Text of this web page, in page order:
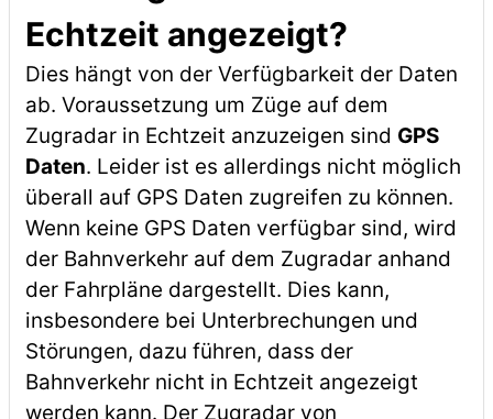
Echtzeit angezeigt?
Dies hängt von der Verfügbarkeit der Daten
ab. Voraussetzung um Züge auf dem
Zugradar in Echtzeit anzuzeigen sind GPS
Daten. Leider ist es allerdings nicht möglich
überall auf GPS Daten zugreifen zu können.
Wenn keine GPS Daten verfügbar sind, wird
der Bahnverkehr auf dem Zugradar anhand
der Fahrpläne dargestellt. Dies kann,
insbesondere bei Unterbrechungen und
Störungen, dazu führen, dass der
Bahnverkehr nicht in Echtzeit angezeigt
werden kann. Der Zugradar von